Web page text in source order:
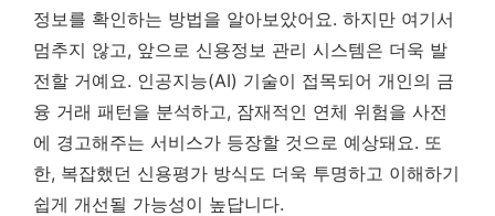
정보를 확인하는 방법을 알아보았어요. 하지만 여기서
멈추지 않고, 앞으로 신용정보 관리 시스템은 더욱 발
전할 거예요. 인공지능(AI) 기술이 접목되어 개인의 금
융 거래 패턴을 분석하고, 잠재적인 연체 위험을 사전
에 경고해주는 서비스가 등장할 것으로 예상돼요. 또
한, 복잡했던 신용평가 방식도 더욱 투명하고 이해하기
쉽게 개선될 가능성이 높답니다.